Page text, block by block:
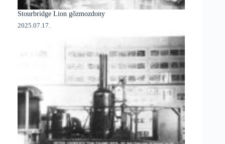
Stourbridge Lion gőzmozdony
2025.07.17.